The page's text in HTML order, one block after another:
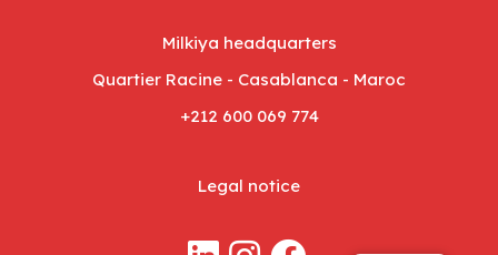
Milkiya headquarters
Quartier Racine - Casablanca - Maroc
+212 600 069 774
Legal notice